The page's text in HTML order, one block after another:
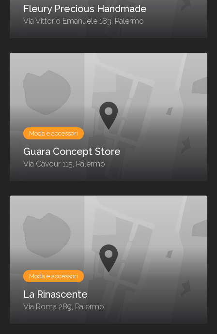
Fleury Precious Handmade
Via Vittorio Emanuele 183, Palermo
Moda e accessori
Guara Concept Store
Via Cavour 115, Palermo
Moda e accessori
La Rinascente
Via Roma 289, Palermo